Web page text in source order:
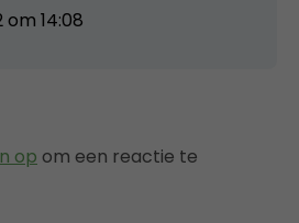
om 14:08
op om een reactie te